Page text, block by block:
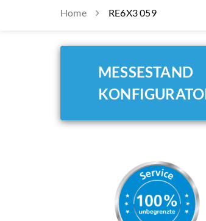
Home RE6X3 059
MESSESTAND